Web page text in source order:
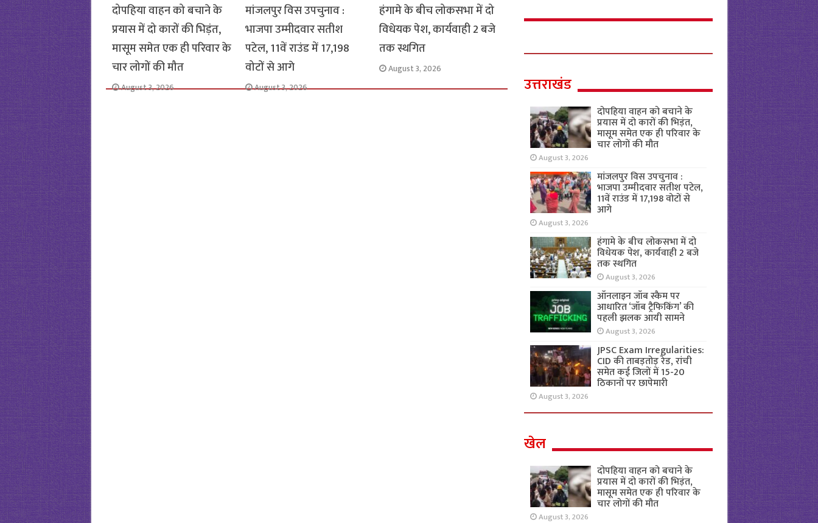
दोपहिया वाहन को बचाने के
प्रयास में दो कारों की भिड़ंत,
मासूम समेत एक ही परिवार के
चार लोगों की मौत
August 3, 2026
मांजलपुर विस उपचुनाव :
भाजपा उम्मीदवार सतीश
पटेल, 11वें राउंड में 17,198
वोटों से आगे
August 3, 2026
हंगामे के बीच लोकसभा में दो
विधेयक पेश, कार्यवाही 2 बजे
तक स्थगित
August 3, 2026
उत्तराखंड
दोपहिया वाहन को बचाने के
प्रयास में दो कारों की भिड़ंत,
मासूम समेत एक ही परिवार के
चार लोगों की मौत
August 3, 2026
मांजलपुर विस उपचुनाव :
भाजपा उम्मीदवार सतीश पटेल,
11वें राउंड में 17,198 वोटों से
आगे
August 3, 2026
हंगामे के बीच लोकसभा में दो
विधेयक पेश, कार्यवाही 2 बजे
तक स्थगित
August 3, 2026
ऑनलाइन जॉब स्कैम पर
आधारित ‘जॉब ट्रैफिकिंग’ की
पहली झलक आयी सामने
August 3, 2026
JPSC Exam Irregularities:
CID की ताबड़तोड़ रेड, रांची
समेत कई जिलों में 15-20
ठिकानों पर छापेमारी
August 3, 2026
खेल
दोपहिया वाहन को बचाने के
प्रयास में दो कारों की भिड़ंत,
मासूम समेत एक ही परिवार के
चार लोगों की मौत
August 3, 2026